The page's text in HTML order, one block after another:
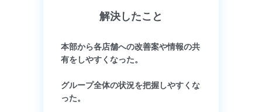
解決したこと
本部から各店舗への改善案や情報の共
有をしやすくなった。
グループ全体の状況を把握しやすくな
った。